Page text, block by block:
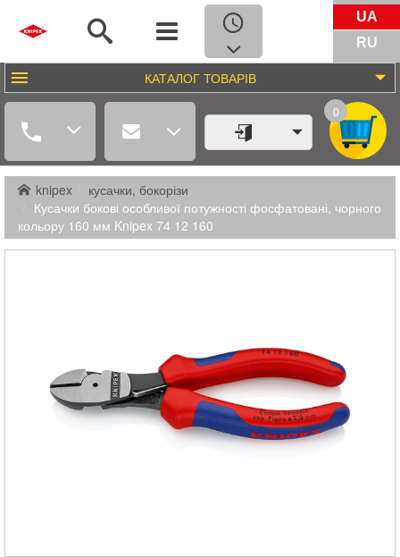
UA
RU
КАТАЛОГ ТОВАРІВ
0
knipex
кусачки, бокорізи
Кусачки бокові особливої ​​потужності фосфатовані, чорного
кольору 160 мм Knipex 74 12 160